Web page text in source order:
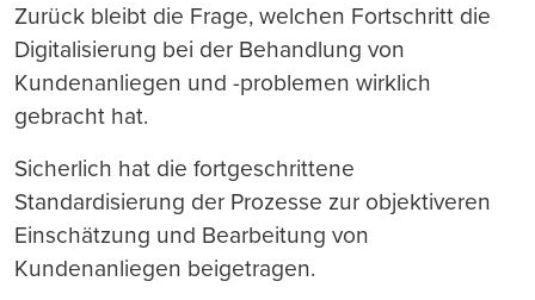
Zurück bleibt die Frage, welchen Fortschritt die
Digitalisierung bei der Behandlung von
Kundenanliegen und -problemen wirklich
gebracht hat.
Sicherlich hat die fortgeschrittene
Standardisierung der Prozesse zur objektiveren
Einschätzung und Bearbeitung von
Kundenanliegen beigetragen.